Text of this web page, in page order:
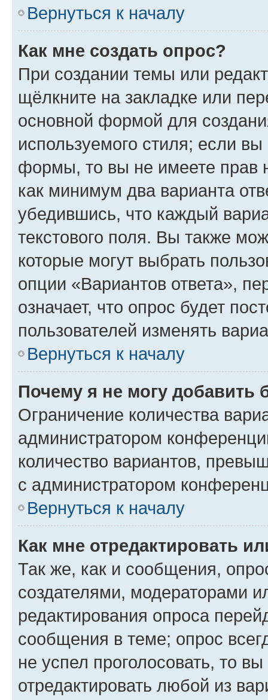
Вернуться к началу
Как мне создать опрос?
При создании темы или
щёлкните на закладке или
основной формой для
используемого стиля; если
формы, то вы не имеете прав
как минимум два варианта
убедившись, что каждый
текстового поля. Вы также
которые могут выбрать
опции «Вариантов ответа»,
означает, что опрос будет
пользователей изменять
Вернуться к началу
Почему я не могу добавить
Ограничение количества
администратором
количество вариантов,
с администратором
Вернуться к началу
Как мне отредактировать
Так же, как и сообщения,
создателями, модераторами
редактирования опроса
сообщения в теме; опрос
не успел проголосовать, то
отредактировать любой из